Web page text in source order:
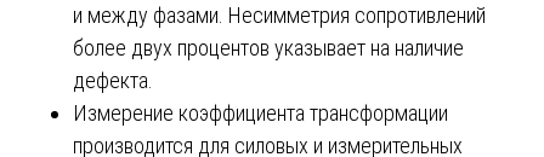
и между фазами. Несимметрия сопротивлений
более двух процентов указывает на наличие
дефекта.
Измерение коэффициента трансформации
производится для силовых и измерительных